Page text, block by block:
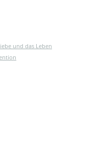
und das Leben